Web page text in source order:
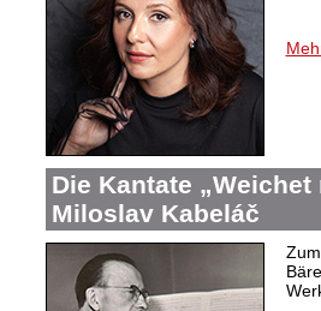
Die Kantate
Miloslav Kabeláč